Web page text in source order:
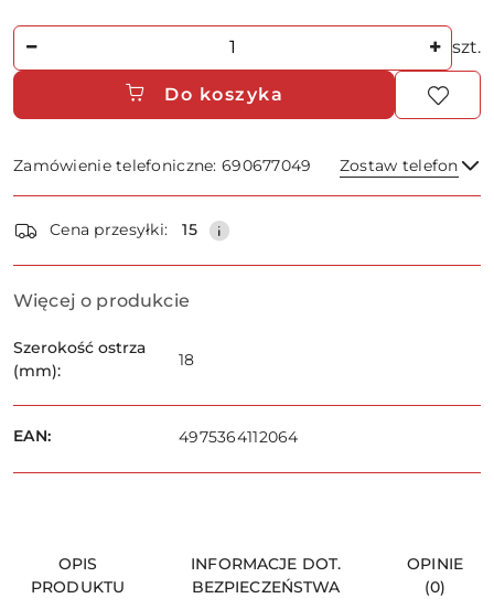
Ilość szt.
Do koszyka
Zamówienie telefoniczne: 690677049 Zostaw telefon
Wyślij
Dostępność
i
dostawa
Cena przesyłki: 15
Więcej o produkcie
Szerokość ostrza
(mm):
18
EAN: 4975364112064
OPIS
PRODUKTU
INFORMACJE DOT.
BEZPIECZEŃSTWA
OPINIE
(0)